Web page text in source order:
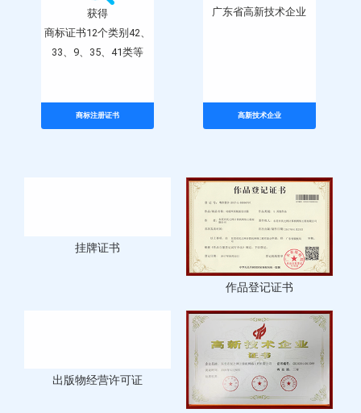
获得
商标证书12个类别42、
33、9、35、41类等
商标注册证书
获得
高新技术企业
作品登记证书